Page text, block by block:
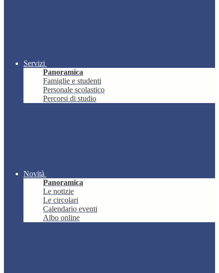
Servizi
Panoramica
Famiglie e studenti
Personale scolastico
Percorsi di studio
Novità
Panoramica
Le notizie
Le circolari
Calendario eventi
Albo online